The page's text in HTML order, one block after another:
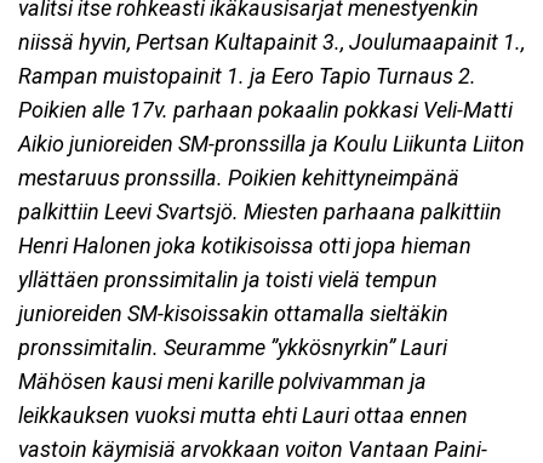
valitsi itse rohkeasti ikäkausisarjat menestyenkin
niissä hyvin, Pertsan Kultapainit 3., Joulumaapainit 1.,
Rampan muistopainit 1. ja Eero Tapio Turnaus 2.
Poikien alle 17v. parhaan pokaalin pokkasi Veli-Matti
Aikio junioreiden SM-pronssilla ja Koulu Liikunta Liiton
mestaruus pronssilla. Poikien kehittyneimpänä
palkittiin Leevi Svartsjö. Miesten parhaana palkittiin
Henri Halonen joka kotikisoissa otti jopa hieman
yllättäen pronssimitalin ja toisti vielä tempun
junioreiden SM-kisoissakin ottamalla sieltäkin
pronssimitalin. Seuramme ”ykkösnyrkin” Lauri
Mähösen kausi meni karille polvivamman ja
leikkauksen vuoksi mutta ehti Lauri ottaa ennen
vastoin käymisiä arvokkaan voiton Vantaan Paini-